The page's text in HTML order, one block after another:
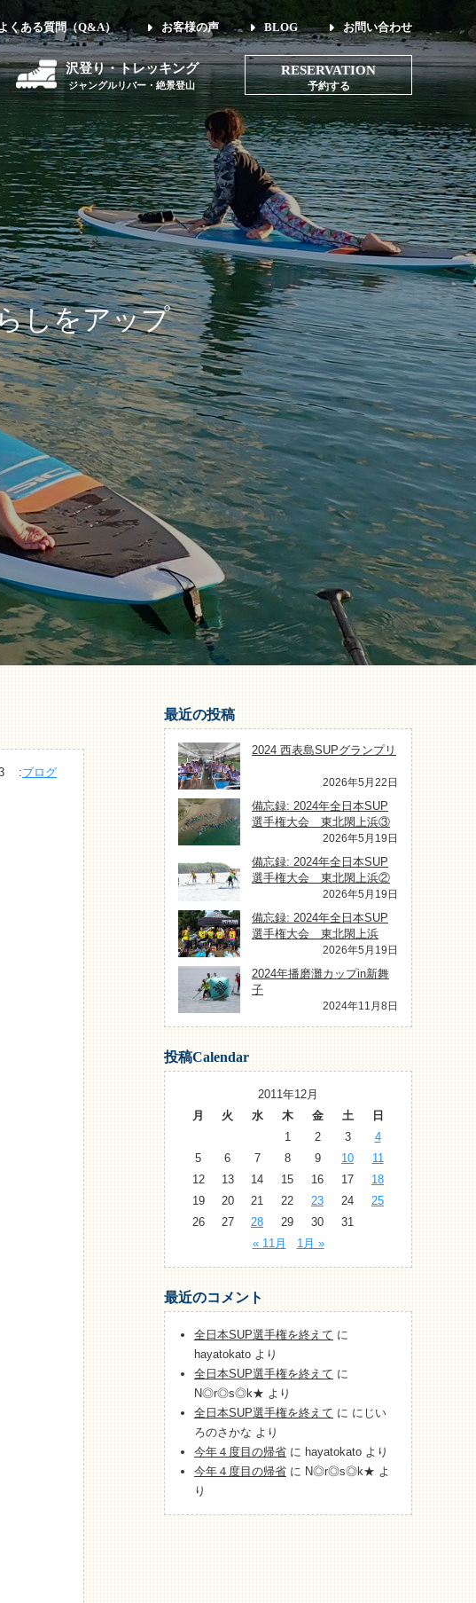
くある質問（Q&A） お客様の声 BLOG お問い合わせ
沢登り・トレッキング
ジャングルリバー・絶景登山
RESERVATION
予約する
しをアップ
:ブログ
最近の投稿
2024 西表島SUPグランプリ
2026年5月22日
備忘録: 2024年全日本SUP
選手権大会 東北閖上浜③
2026年5月19日
備忘録: 2024年全日本SUP
選手権大会 東北閖上浜②
2026年5月19日
備忘録: 2024年全日本SUP
選手権大会 東北閖上浜
2026年5月19日
2024年播磨灘カップin新舞
子
2024年11月8日
投稿Calendar
2011年12月
月
火 水 木 金 土
日
1
2 3
4
5
6 7 8 9 10
11
12
13 14 15 16 17
18
19
20 21 22 23 24
25
26
27 28 29 30
31
« 11月
1月 »
最近のコメント
全日本SUP選手権を終えて に
hayatokato より
全日本SUP選手権を終えて に
N◎r◎s◎k★ より
全日本SUP選手権を終えて に にじい
ろのさかな より
今年４度目の帰省 に hayatokato より
今年４度目の帰省 に N◎r◎s◎k★ よ
り